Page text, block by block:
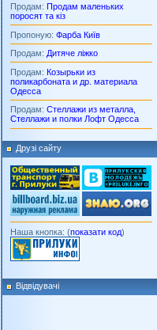
Продам: Продам маленьких
поросят та кіз
Пропоную: Фарба Київ
Продам: Дитяче ліжко
Продам: Козырьки из
поликарбоната и др. материала
Одесса
Продам: Стеллажи из металла,
Стеллажи и полки Лофт Одесса
Друзі сайту
Наша кнопка: (показати код)
Відвідувачі